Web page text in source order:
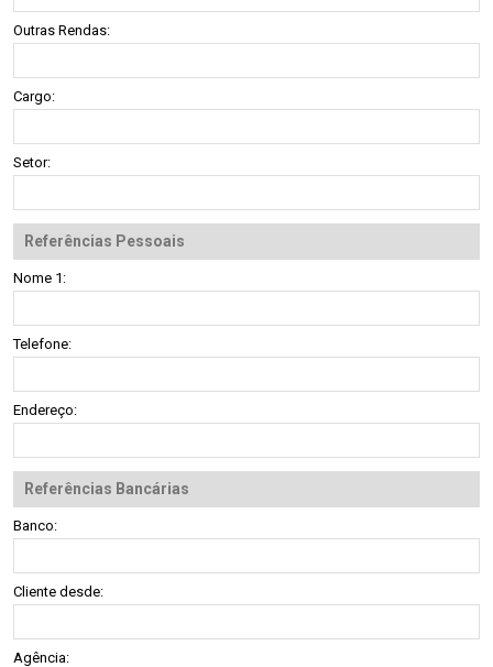
Outras Rendas:
Cargo:
Setor:
Referências Pessoais
Nome 1:
Telefone:
Endereço:
Referências Bancárias
Banco:
Cliente desde:
Agência: